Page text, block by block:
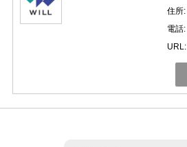
住所:
電話:
URL: